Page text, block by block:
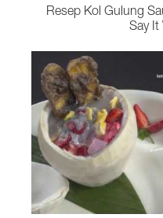
Resep Kol Gulung
Say It